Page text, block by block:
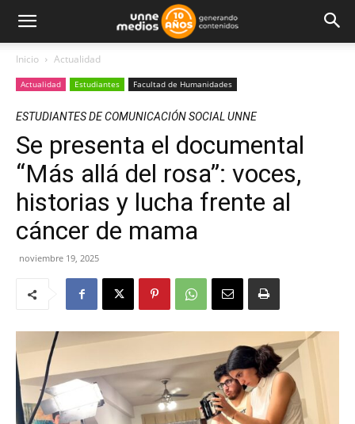
Inicio Actualidad
Actualidad Estudiantes Facultad de Humanidades
ESTUDIANTES DE COMUNICACIÓN SOCIAL UNNE
Se presenta el documental
“Más allá del rosa”: voces,
historias y lucha frente al
cáncer de mama
noviembre 19, 2025